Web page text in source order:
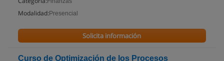
Modalidad: Presencial
Solicita información
Curso de Optimización de los Procesos